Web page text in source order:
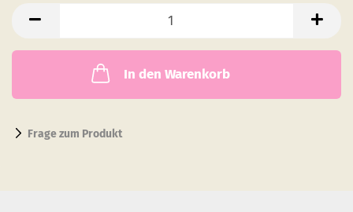
In den Warenkorb
Frage zum Produkt